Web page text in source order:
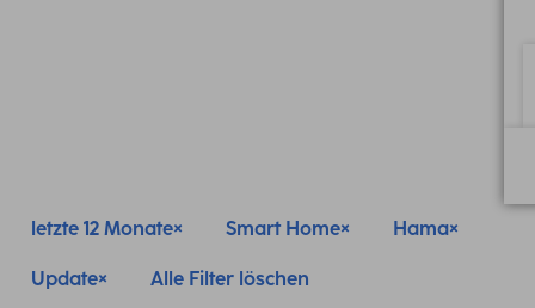
letzte 12 Monate Smart Home Hama
Update Alle Filter löschen